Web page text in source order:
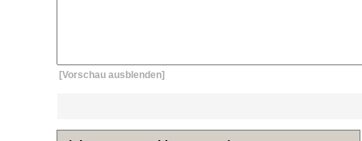
[Vorschau ausblenden]